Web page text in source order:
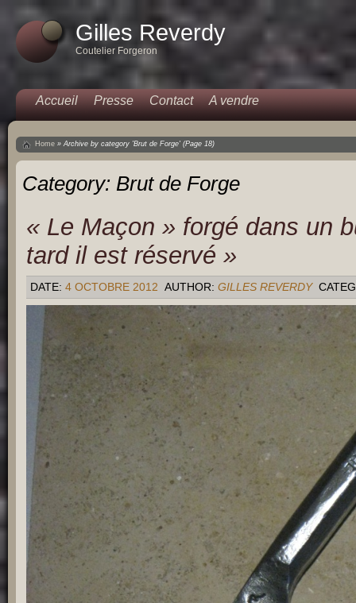
Gilles Reverdy
Coutelier Forgeron
Accueil Presse Contact A vendre
Home »Archive by category 'Brut de Forge' (Page 18)
Category: Brut de Forge
« Le Maçon » forgé dans un
tard il est réservé »
DATE: 4 OCTOBRE 2012 AUTHOR: GILLES REVERDY